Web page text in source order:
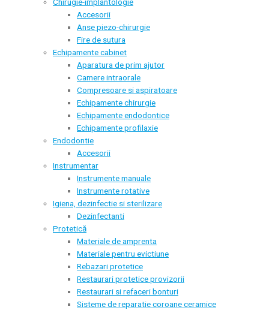
Chirugie-implantologie
Accesorii
Anse piezo-chirurgie
Fire de sutura
Echipamente cabinet
Aparatura de prim ajutor
Camere intraorale
Compresoare si aspiratoare
Echipamente chirurgie
Echipamente endodontice
Echipamente profilaxie
Endodontie
Accesorii
Instrumentar
Instrumente manuale
Instrumente rotative
Igiena, dezinfectie si sterilizare
Dezinfectanti
Protetică
Materiale de amprenta
Materiale pentru evictiune
Rebazari protetice
Restaurari protetice provizorii
Restaurari si refaceri bonturi
Sisteme de reparatie coroane ceramice